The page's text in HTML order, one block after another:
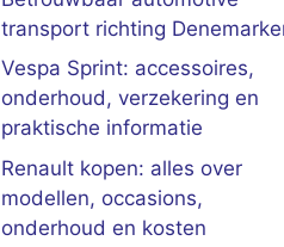
transport richting
Vespa Sprint: accessoires,
onderhoud, verzekering en
praktische informatie
Renault kopen: alles over
modellen, occasions,
onderhoud en kosten